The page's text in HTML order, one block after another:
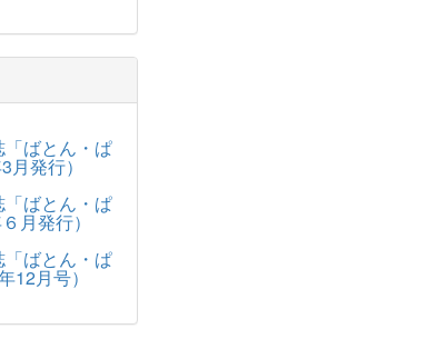
ばとん・ぱ
発行）
ばとん・ぱ
月発行）
ばとん・ぱ
12月号）